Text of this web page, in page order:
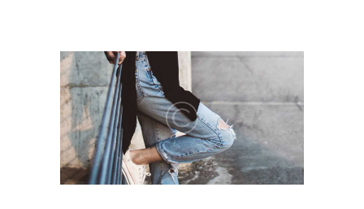
取扱いブランド
お問い合わせ